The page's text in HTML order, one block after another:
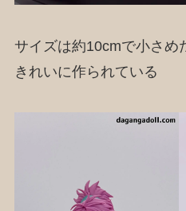
サイズは約10cmで小さめ
きれいに作られている